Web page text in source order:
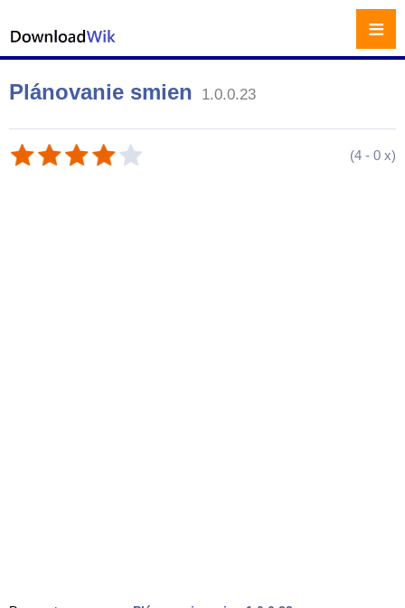
Plánovanie smien 1.0.0.23
(4 - 0 x)
≡